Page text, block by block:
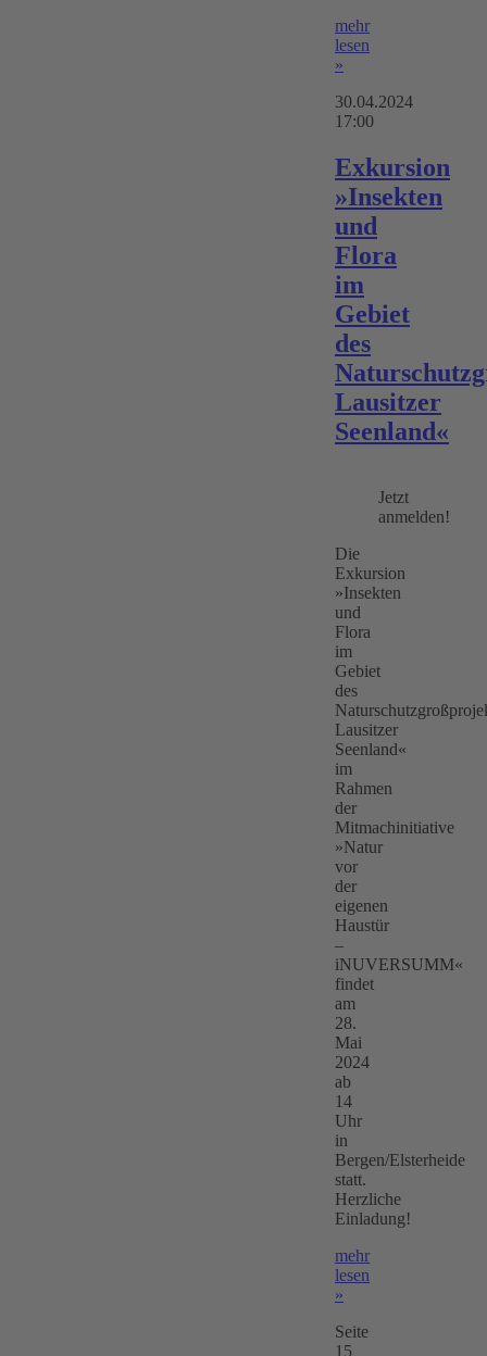
mehr
lesen
»
30.04.2024
17:00
Exkursion
»Insekten
und
Flora
im
Gebiet
des
Lausitzer
Seenland«
Jetzt
anmelden!
Die
Exkursion
»Insekten
und
Flora
im
Gebiet
des
Lausitzer
Seenland«
im
Rahmen
der
Mitmachinitiative
»Natur
vor
der
eigenen
Haustür
–
iNUVERSUMM«
findet
am
28.
Mai
2024
ab
14
Uhr
in
Bergen/Elsterheide
statt.
Herzliche
Einladung!
mehr
lesen
»
Seite
15